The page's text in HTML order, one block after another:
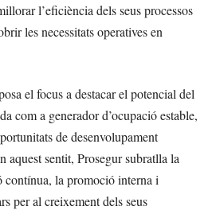
l’eficiència dels seus processos
les necessitats operatives en
el focus a destacar el potencial del
com a generador d’ocupació estable,
de desenvolupament
aquest sentit, Prosegur subratlla la
contínua, la promoció interna i
per al creixement dels seus